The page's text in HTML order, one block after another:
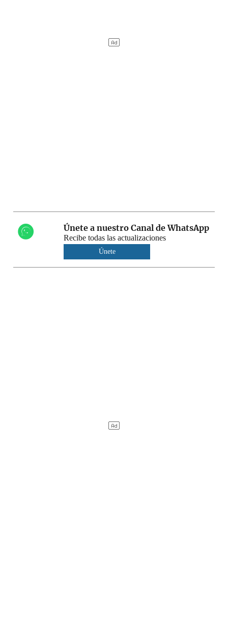
Únete a nuestro Canal de WhatsApp
Recibe todas las actualizaciones
Únete